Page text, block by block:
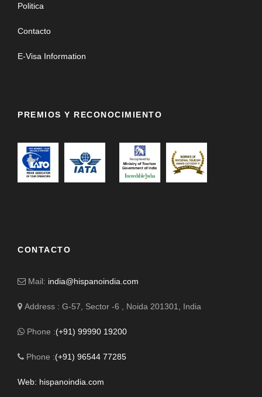
Politica
Contacto
E-Visa Information
PREMIOS Y RECONOCIMIENTO
CONTACTO
Mail: india@hispanoindia.com
Address : G-57, Sector -6 , Noida 201301, India
Phone :(+91) 99990 19200
Phone :(+91) 96544 77285
Web: hispanoindia.com